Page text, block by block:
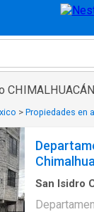
CHIMALHUACÁN
> Propiedades en
San Isidro